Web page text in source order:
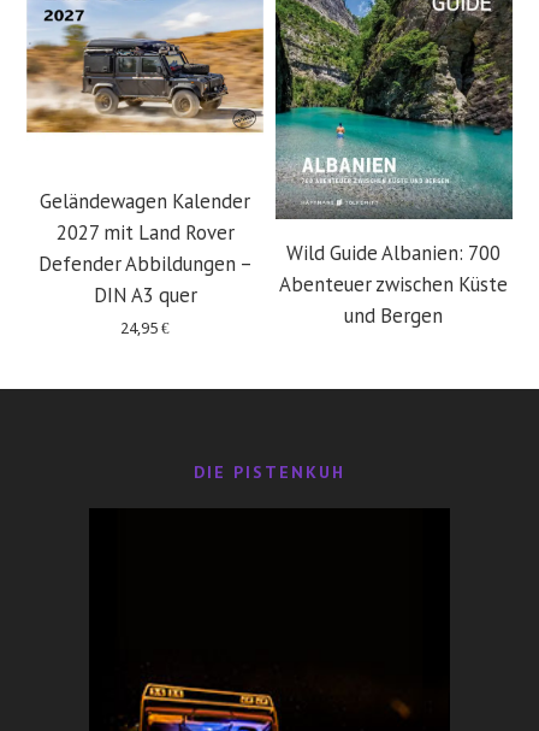
Geländewagen Kalender
2027 mit Land Rover
Defender Abbildungen –
DIN A3 quer
24,95€
Wild Guide Albanien: 700
Abenteuer zwischen Küste
und Bergen
DIE PISTENKUH